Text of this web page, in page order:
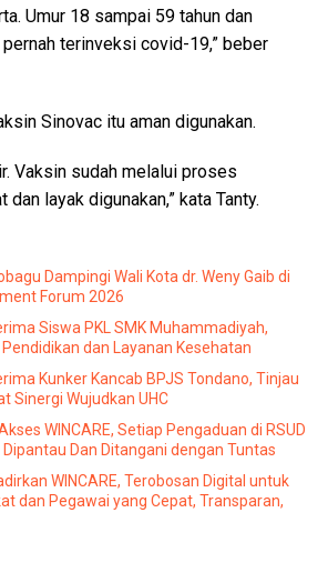
Umur 18 sampai 59 tahun dan
terinveksi covid-19,” beber
Sinovac itu aman digunakan.
Vaksin sudah melalui proses
layak digunakan,” kata Tanty.
Dampingi Wali Kota dr. Weny Gaib di
Forum 2026
Siswa PKL SMK Muhammadiyah,
dan Layanan Kesehatan
Kunker Kancab BPJS Tondano, Tinjau
Sinergi Wujudkan UHC
WINCARE, Setiap Pengaduan di RSUD
Dan Ditangani dengan Tuntas
WINCARE, Terobosan Digital untuk
dan Pegawai yang Cepat, Transparan,